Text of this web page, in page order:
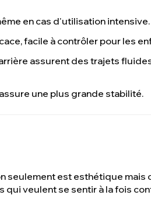
en cas d'utilisation intensive.
facile à contrôler pour les
assurent des trajets
une plus grande stabilité.
seulement est esthétique
veulent se sentir à la fois